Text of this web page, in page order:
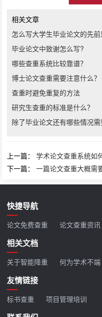
相关文章
怎么写大学生毕业论文的先
毕业论文中致谢怎么写?
哪些查重系统比较靠谱？
博士论文查重需要注意什么？
查重时避免重复的方法
研究生查重的标准是什么？
除了毕业论文还有哪些情况需
上一篇：学术论文查重系统如
下一篇：一篇论文查重大概需
快捷导航
论文免费查重 论文查重资讯
相关文档
关于智能降重 何为学术不端
友情链接
标书查重 项目管理培训